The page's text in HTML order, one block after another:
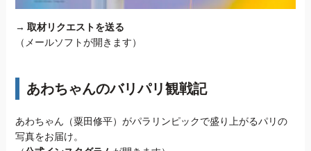
→ 取材リクエストを送る
（メールソフトが開きます）
あわちゃんのバリパリ観戦記
あわちゃん（粟田修平）がパラリンピックで盛り上がるパリの
写真をお届け。